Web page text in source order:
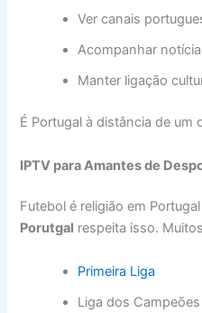
Ver canais
Acompanhar
Manter ligação
É Portugal à distância de um
IPTV para Amantes de
Futebol é religião em
Porutgal respeita isso.
Primeira Liga
Liga dos Campeões